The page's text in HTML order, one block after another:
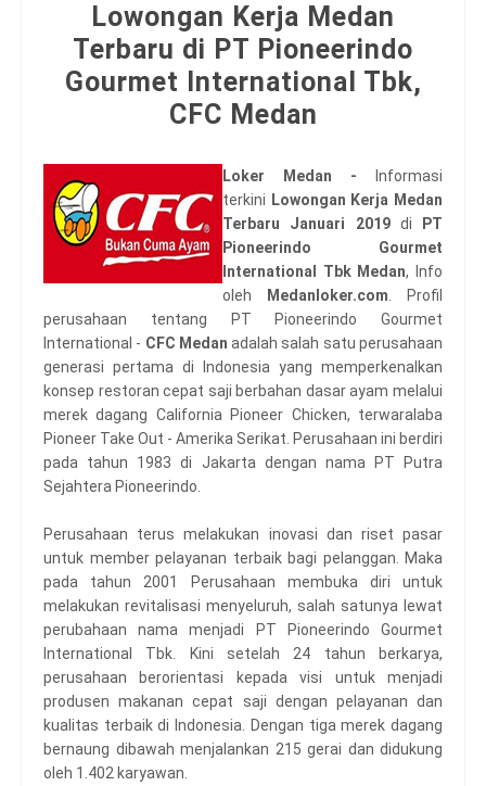
Lowongan Kerja Medan
Terbaru di PT Pioneerindo
Gourmet International Tbk,
CFC Medan
Loker Medan -
Informasi
terkini Lowongan Kerja Medan
Terbaru Januari 2019di
PT
Pioneerindo Gourmet
International Tbk Medan, Info
oleh
Medanloker.com . Profil
perusahaan tentang PT Pioneerindo Gourmet
International - CFC Medan adalah salah satu perusahaan
generasi pertama di Indonesia yang memperkenalkan
konsep restoran cepat saji berbahan dasar ayam melalui
merek dagang California Pioneer Chicken, terwaralaba
Pioneer Take Out - Amerika Serikat. Perusahaan ini berdiri
pada tahun 1983 di Jakarta dengan nama PT Putra
Sejahtera Pioneerindo.
Perusahaan terus melakukan inovasi dan riset pasar
untuk member pelayanan terbaik bagi pelanggan. Maka
pada tahun 2001 Perusahaan membuka diri untuk
melakukan revitalisasi menyeluruh, salah satunya lewat
perubahaan nama menjadi PT Pioneerindo Gourmet
International Tbk. Kini setelah 24 tahun berkarya,
perusahaan berorientasi kepada visi untuk menjadi
produsen makanan cepat saji dengan pelayanan dan
kualitas terbaik di Indonesia. Dengan tiga merek dagang
bernaung dibawah menjalankan 215 gerai dan didukung
oleh 1.402 karyawan.